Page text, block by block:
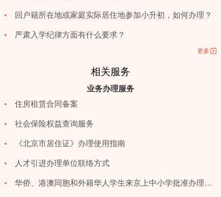
回户籍所在地或家庭实际居住地参加小升初，如何办理？
严肃入学纪律方面有什么要求？
更多
相关服务
业务办理服务
住房租赁合同备案
社会保险权益查询服务
《北京市居住证》办理使用指南
人才引进办理单位联络方式
华侨、港澳同胞和外籍华人学生来京上中小学批准办理指南